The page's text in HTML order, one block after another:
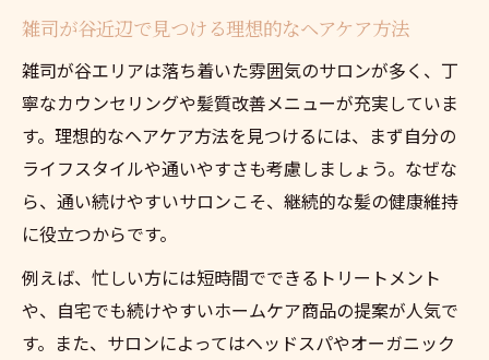
雑司が谷近辺で見つける理想的なヘアケア方法
雑司が谷エリアは落ち着いた雰囲気のサロンが多く、丁
寧なカウンセリングや髪質改善メニューが充実していま
す。理想的なヘアケア方法を見つけるには、まず自分の
ライフスタイルや通いやすさも考慮しましょう。なぜな
ら、通い続けやすいサロンこそ、継続的な髪の健康維持
に役立つからです。
例えば、忙しい方には短時間でできるトリートメント
や、自宅でも続けやすいホームケア商品の提案が人気で
す。また、サロンによってはヘッドスパやオーガニック